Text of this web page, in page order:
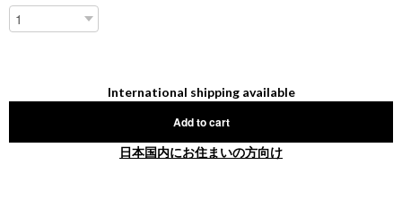
International shipping available
Add to cart
日本国内にお住まいの方向け